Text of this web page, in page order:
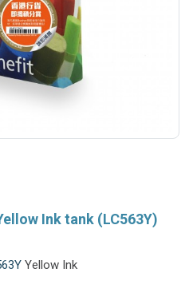
Ink tank (LC563Y)
Yellow Ink